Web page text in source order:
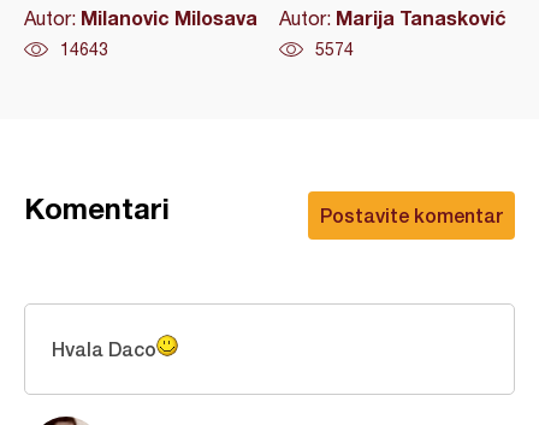
Autor: Milanovic Milosava
14643
Autor: Marija Tanasković
5574
Postavite komentar
Komentari
Hvala Daco